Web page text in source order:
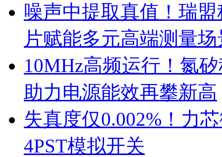
噪声中提取真值！瑞
片赋能多元高端测量场
10MHz高频运行！氮
助力电源能效再攀新高
失真度仅0.002%！力
4PST模拟开关